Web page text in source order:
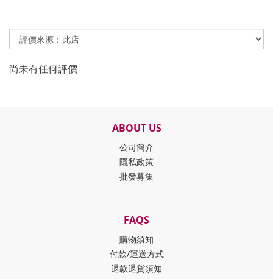
尚未有任何評價
ABOUT US
公司簡介
隱私政策
批發募集
FAQS
購物須知
付款/運送方式
退款退貨須知